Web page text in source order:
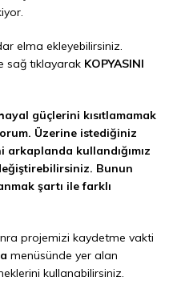
elma ekleyebilirsiniz.
sağ tıklayarak KOPYASINI
güçlerini kısıtlamamak
Üzerine istediğiniz
kullandığımız
Bunun
şartı ile farklı
projemizi kaydetme vakti
menüsünde yer alan
kullanabilirsiniz.